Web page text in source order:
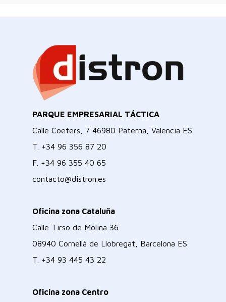
PARQUE EMPRESARIAL TÁCTICA
Calle Coeters, 7 46980 Paterna, Valencia ES
T. +34 96 356 87 20
F. +34 96 355 40 65
contacto@distron.es
Oficina zona Cataluña
Calle Tirso de Molina 36
08940 Cornellà de Llobregat, Barcelona ES
T. +34 93 445 43 22
Oficina zona Centro